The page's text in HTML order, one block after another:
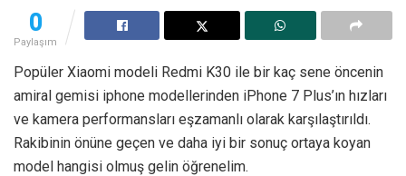
0
Paylaşım
Popüler Xiaomi modeli Redmi K30 ile bir kaç sene öncenin
amiral gemisi iphone modellerinden iPhone 7 Plus’ın hızları
ve kamera performansları eşzamanlı olarak karşılaştırıldı.
Rakibinin önüne geçen ve daha iyi bir sonuç ortaya koyan
model hangisi olmuş gelin öğrenelim.